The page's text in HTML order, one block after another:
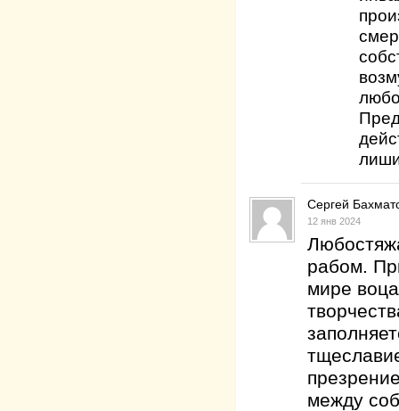
Сергей
12 янв 2024
рабом.
мире
между